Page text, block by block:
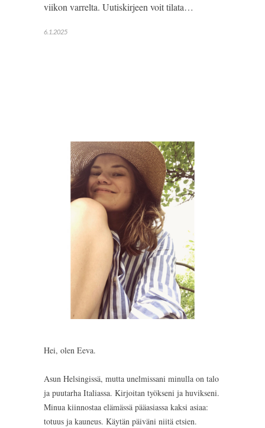
viikon varrelta. Uutiskirjeen voit tilata…
6.1.2025
Hei, olen Eeva.
Asun Helsingissä, mutta unelmissani minulla on talo
ja puutarha Italiassa. Kirjoitan työkseni ja huvikseni.
Minua kiinnostaa elämässä pääasiassa kaksi asiaa:
totuus ja kauneus. Käytän päiväni niitä etsien.